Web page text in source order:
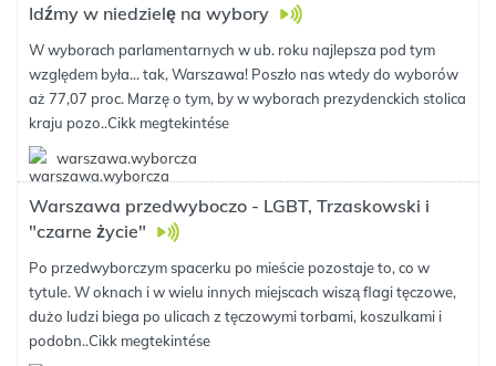
Idźmy w niedzielę na wybory
W wyborach parlamentarnych w ub. roku najlepsza pod tym
względem była... tak, Warszawa! Poszło nas wtedy do wyborów
aż 77,07 proc. Marzę o tym, by w wyborach prezydenckich stolica
kraju pozo..Cikk megtekintése
warszawa.wyborcza
Warszawa przedwyboczo - LGBT, Trzaskowski i
"czarne życie"
Po przedwyborczym spacerku po mieście pozostaje to, co w
tytule. W oknach i w wielu innych miejscach wiszą flagi tęczowe,
dużo ludzi biega po ulicach z tęczowymi torbami, koszulkami i
podobn..Cikk megtekintése